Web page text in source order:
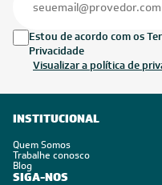
Estou de acordo com os
Privacidade
Visualizar a política de
INSTITUCIONAL
Quem Somos
Trabalhe conosco
Blog
SIGA-NOS